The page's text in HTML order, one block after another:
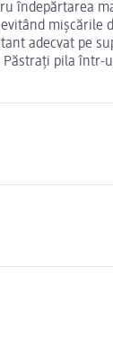
îndepărtarea
mișcările
adecvat pe
pila într-